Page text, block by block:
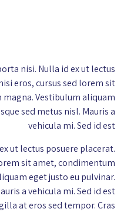
nisi. Nulla id ex ut lectus
eros, cursus sed lorem sit
Vestibulum aliquam
sed metus nisl. Mauris a
vehicula mi. Sed id est
ut lectus posuere placerat.
sit amet, condimentum
eget justo eu pulvinar.
a vehicula mi. Sed id est
at eros sed tempor. Cras